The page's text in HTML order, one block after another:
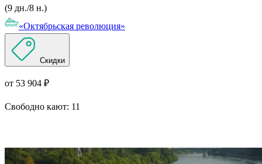
(9 дн./8 н.)
«Октябрьская революция»
Скидки
от 53 904 ₽
Свободно кают: 11